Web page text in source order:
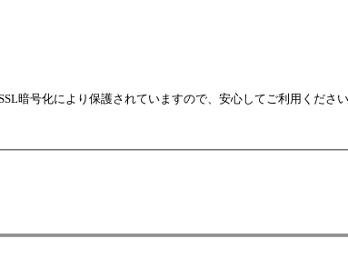
暗号化により保護されていますので、安心してご利用くださ